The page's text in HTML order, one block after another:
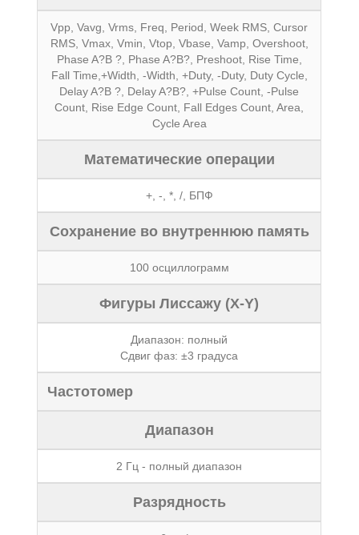
Vpp, Vavg, Vrms, Freq, Period, Week RMS, Cursor
RMS, Vmax, Vmin, Vtop, Vbase, Vamp, Overshoot,
Phase A?B ?, Phase A?B?, Preshoot, Rise Time,
Fall Time,+Width, -Width, +Duty, -Duty, Duty Cycle,
Delay A?B ?, Delay A?B?, +Pulse Count, -Pulse
Count, Rise Edge Count, Fall Edges Count, Area,
Cycle Area
Математические операции
+, -, *, /, БПФ
Сохранение во внутреннюю память
100 осциллограмм
Фигуры Лиссажу (X-Y)
Диапазон: полный
Сдвиг фаз: ±3 градуса
Частотомер
Диапазон
2 Гц - полный диапазон
Разрядность